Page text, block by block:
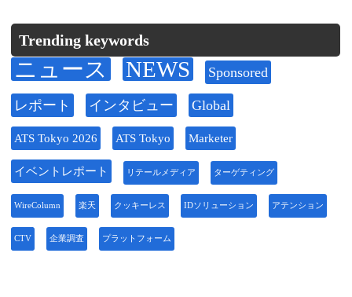
Trending keywords
ニュース NEWS Sponsored
レポート インタビュー Global
ATS Tokyo 2026 ATS Tokyo Marketer
イベントレポート リテールメディア ターゲティング
WireColumn 楽天 クッキーレス IDソリューション アテンション
CTV 企業調査 プラットフォーム